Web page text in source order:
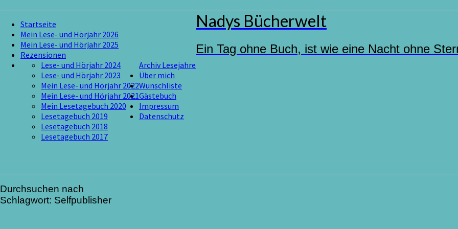
content
Startseite
Mein Lese- und Hörjahr 2026
Mein Lese- und Hörjahr 2025
Rezensionen
Archiv Lesejahre
Lese- und Hörjahr 2024
Lese- und Hörjahr 2023
Mein Lese- und Hörjahr 2022
Mein Lese- und Hörjahr 2021
Mein Lesetagebuch 2020
Lesetagebuch 2019
Lesetagebuch 2018
Lesetagebuch 2017
Über mich
Wunschliste
Gästebuch
Impressum
Datenschutz
Nadys Bücherwelt
Ein Tag ohne Buch, ist wie eine Nacht ohne
Durchsuchen nach
Schlagwort: Selfpublisher